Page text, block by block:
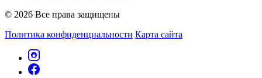
© 2026 Все права защищены
Политика конфиденциальности Карта сайта